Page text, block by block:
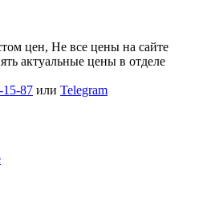
цен, Не все цены на сайте
актуальные цены в отделе
15-87 или Telegram